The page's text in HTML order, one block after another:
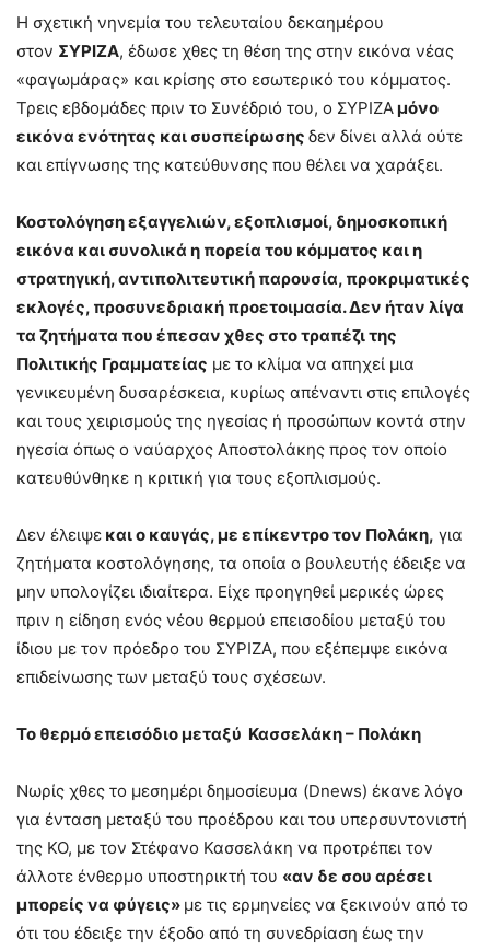
Η σχετική νηνεμία του τελευταίου δεκαημέρου
στον ΣΥΡΙΖΑ, έδωσε χθες τη θέση της στην εικόνα νέας
«φαγωμάρας» και κρίσης στο εσωτερικό του κόμματος.
Τρεις εβδομάδες πριν το Συνέδριό του, ο ΣΥΡΙΖΑμόνο
εικόνα ενότητας και συσπείρωσης δεν δίνει αλλά ούτε
και επίγνωσης της κατεύθυνσης που θέλει να χαράξει.
Κοστολόγηση εξαγγελιών, εξοπλισμοί, δημοσκοπική
εικόνα και συνολικά η πορεία του κόμματος και η
στρατηγική, αντιπολιτευτική παρουσία, προκριματικές
εκλογές, προσυνεδριακή προετοιμασία. Δεν ήταν λίγα
τα ζητήματα που έπεσαν χθες στο τραπέζι της
Πολιτικής Γραμματείας με το κλίμα να απηχεί μια
γενικευμένη δυσαρέσκεια, κυρίως απέναντι στις επιλογές
και τους χειρισμούς της ηγεσίας ή προσώπων κοντά στην
ηγεσία όπως ο ναύαρχος Αποστολάκης προς τον οποίο
κατευθύνθηκε η κριτική για τους εξοπλισμούς.
Δεν έλειψε καιο καυγάς, με επίκεντρο τον Πολάκη, για
ζητήματα κοστολόγησης, τα οποία ο βουλευτής έδειξε να
μην υπολογίζει ιδιαίτερα. Είχε προηγηθεί μερικές ώρες
πριν η είδηση ενός νέου θερμού επεισοδίου μεταξύ του
ίδιου με τον πρόεδρο του ΣΥΡΙΖΑ, που εξέπεμψε εικόνα
επιδείνωσης των μεταξύ τους σχέσεων.
Το θερμό επεισόδιο μεταξύ Κασσελάκη – Πολάκη
Νωρίς χθες το μεσημέρι δημοσίευμα (Dnews) έκανε λόγο
για ένταση μεταξύ του προέδρου και του υπερσυντονιστή
της ΚΟ, με τον Στέφανο Κασσελάκη να προτρέπει τον
άλλοτε ένθερμο υποστηρικτή του «αν δε σου αρέσει
μπορείς να φύγεις» με τις ερμηνείες να ξεκινούν από το
ότι του έδειξε την έξοδο από τη συνεδρίαση έως την